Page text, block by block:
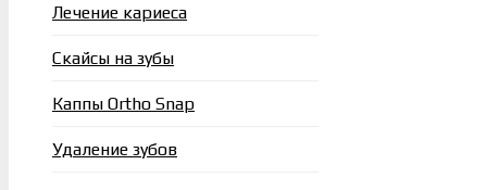
Лечение кариеса
Скайсы на зубы
Каппы Ortho Snap
Удаление зубов